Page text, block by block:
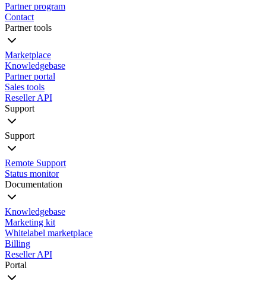
Partner program
Contact
Partner tools
Marketplace
Knowledgebase
Partner portal
Sales tools
Reseller API
Support
Support
Remote Support
Status monitor
Documentation
Knowledgebase
Marketing kit
Whitelabel marketplace
Billing
Reseller API
Portal